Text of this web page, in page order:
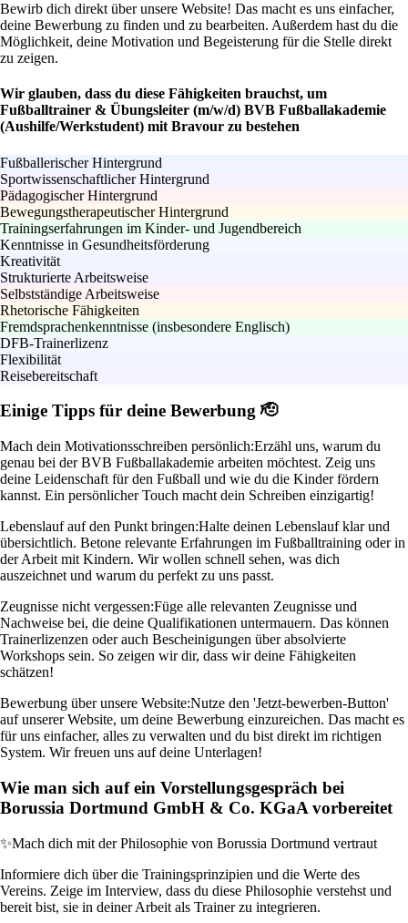
Bewirb dich direkt über unsere Website! Das macht es uns einfacher,
deine Bewerbung zu finden und zu bearbeiten. Außerdem hast du die
Möglichkeit, deine Motivation und Begeisterung für die Stelle direkt
zu zeigen.
Wir glauben, dass du diese Fähigkeiten brauchst, um
Fußballtrainer & Übungsleiter (m/w/d) BVB Fußballakademie
(Aushilfe/Werkstudent) mit Bravour zu bestehen
Fußballerischer Hintergrund
Sportwissenschaftlicher Hintergrund
Pädagogischer Hintergrund
Bewegungstherapeutischer Hintergrund
Trainingserfahrungen im Kinder- und Jugendbereich
Kenntnisse in Gesundheitsförderung
Kreativität
Strukturierte Arbeitsweise
Selbstständige Arbeitsweise
Rhetorische Fähigkeiten
Fremdsprachenkenntnisse (insbesondere Englisch)
DFB-Trainerlizenz
Flexibilität
Reisebereitschaft
Einige Tipps für deine Bewerbung 🫡
Mach dein Motivationsschreiben persönlich:Erzähl uns, warum du
genau bei der BVB Fußballakademie arbeiten möchtest. Zeig uns
deine Leidenschaft für den Fußball und wie du die Kinder fördern
kannst. Ein persönlicher Touch macht dein Schreiben einzigartig!
Lebenslauf auf den Punkt bringen:Halte deinen Lebenslauf klar und
übersichtlich. Betone relevante Erfahrungen im Fußballtraining oder in
der Arbeit mit Kindern. Wir wollen schnell sehen, was dich
auszeichnet und warum du perfekt zu uns passt.
Zeugnisse nicht vergessen:Füge alle relevanten Zeugnisse und
Nachweise bei, die deine Qualifikationen untermauern. Das können
Trainerlizenzen oder auch Bescheinigungen über absolvierte
Workshops sein. So zeigen wir dir, dass wir deine Fähigkeiten
schätzen!
Bewerbung über unsere Website:Nutze den 'Jetzt-bewerben-Button'
auf unserer Website, um deine Bewerbung einzureichen. Das macht es
für uns einfacher, alles zu verwalten und du bist direkt im richtigen
System. Wir freuen uns auf deine Unterlagen!
Wie man sich auf ein Vorstellungsgespräch bei
Borussia Dortmund GmbH & Co. KGaA vorbereitet
✨Mach dich mit der Philosophie von Borussia Dortmund vertraut
Informiere dich über die Trainingsprinzipien und die Werte des
Vereins. Zeige im Interview, dass du diese Philosophie verstehst und
bereit bist, sie in deiner Arbeit als Trainer zu integrieren.